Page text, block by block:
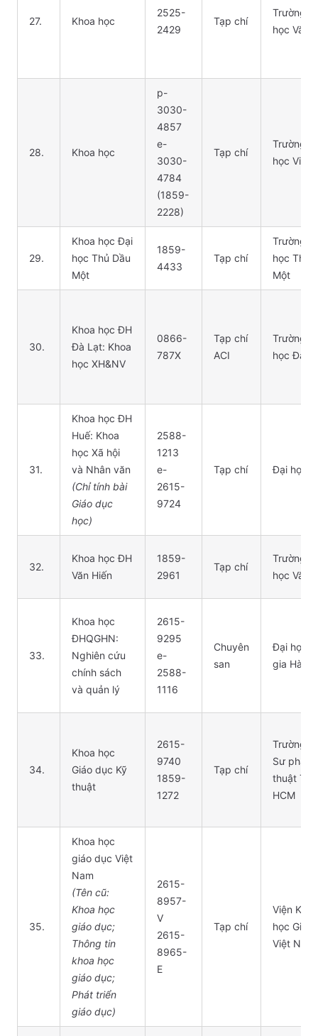
27. Khoa học
2525-
2429
Tạp chí
Trường
học Văn
28. Khoa học
p-
3030-
4857
e-
3030-
4784
(1859-
2228)
Tạp chí
Trường
học Vinh
29.
Khoa học Đại
học Thủ Dầu
Một
1859-
4433
Tạp chí
Trường
học Thủ
Một
30.
Khoa học ĐH
Đà Lạt: Khoa
học XH&NV
0866-
787X
Tạp chí
ACI
Trường
học Đà
31.
Khoa học ĐH
Huế: Khoa
học Xã hội
và Nhân văn
(Chỉ tính bài
Giáo dục
học)
2588-
1213
e-
2615-
9724
Tạp chí Đại học
32.
Khoa học ĐH
Văn Hiến
1859-
2961
Tạp chí
Trường
học Văn
33.
Khoa học
ĐHQGHN:
Nghiên cứu
chính sách
và quản lý
2615-
9295
e-
2588-
1116
Chuyên
san
Đại học
gia Hà
34.
Khoa học
Giáo dục Kỹ
thuật
2615-
9740
1859-
1272
Tạp chí
Trường
Sư phạm
thuật TP.
HCM
35.
Khoa học
giáo dục Việt
Nam
(Tên cũ:
Khoa học
giáo dục;
Thông tin
khoa học
giáo dục;
Phát triển
giáo dục)
2615-
8957-
V
2615-
8965-
E
Tạp chí
Viện Khoa
học Giáo
Việt Nam